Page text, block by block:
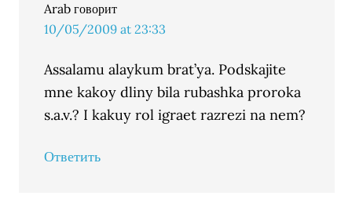
Arab говорит
10/05/2009 at 23:33
Assalamu alaykum brat’ya. Podskajite
mne kakoy dliny bila rubashka proroka
s.a.v.? I kakuy rol igraet razrezi na nem?
Ответить